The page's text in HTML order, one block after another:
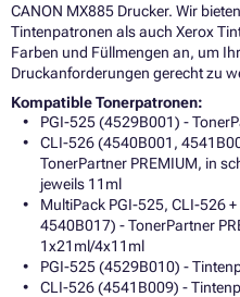
CANON MX885 Drucker. Wir
Tintenpatronen als auch Xerox
Farben und Füllmengen an, um
Druckanforderungen gerecht zu
Kompatible Tonerpatronen:
PGI-525 (4529B001) -
CLI-526 (4540B001,
TonerPartner PREMIUM, in
jeweils 11ml
MultiPack PGI-525, CLI-526
4540B017) - TonerPartner
1x21ml/4x11ml
PGI-525 (4529B010) -
CLI-526 (4541B009) -